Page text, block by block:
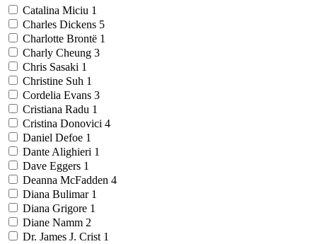
Catalina Miciu 1
Charles Dickens 5
Charlotte Brontë 1
Charly Cheung 3
Chris Sasaki 1
Christine Suh 1
Cordelia Evans 3
Cristiana Radu 1
Cristina Donovici 4
Daniel Defoe 1
Dante Alighieri 1
Dave Eggers 1
Deanna McFadden 4
Diana Bulimar 1
Diana Grigore 1
Diane Namm 2
Dr. James J. Crist 1